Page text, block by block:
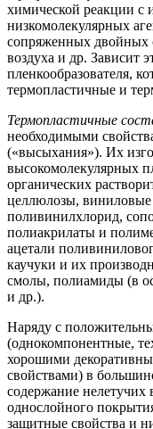
химической реакции
низкомолекулярных
сопряженных двойных
воздуха и др. Зависит
пленкообразователя,
термопластичные и
Термопластичные
необходимыми
(«высыхания»). Их
высокомолекулярных
органических
целлюлозы,
поливинилхлорид,
полиакрилаты и
ацетали
каучуки и их
смолы, полиамиды (в
и др.).
Наряду с
(однокомпонентные,
хорошими
свойствами) в
содержание
однослойного
защитные свойства и